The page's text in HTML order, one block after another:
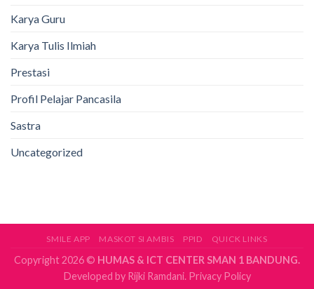
Karya Guru
Karya Tulis Ilmiah
Prestasi
Profil Pelajar Pancasila
Sastra
Uncategorized
SMILE APP MASKOT SI AMBIS PPID QUICK LINKS
Copyright 2026 © HUMAS & ICT CENTER SMAN 1 BANDUNG.
Developed byRijki Ramdani.Privacy Policy